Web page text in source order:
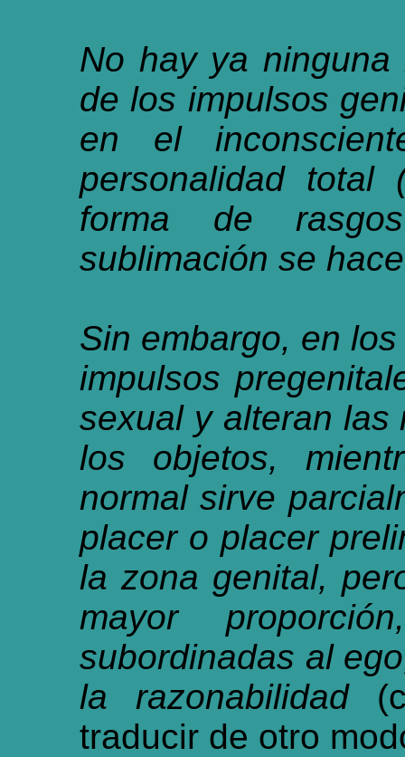
No hay ya ninguna
de los impulsos
en el
personalidad
forma de
sublimación se
Sin embargo, en
impulsos
sexual y alteran las
los objetos,
normal sirve
placer o placer
la zona genital,
mayor
subordinadas al
la razonabilidad
traducir de otro